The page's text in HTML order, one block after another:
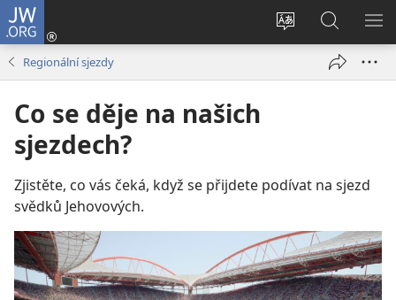
JW.ORG
Změnit
stránek
Přihlásit
se
Hledat
na
JW.ORG
Regionální sjezdy
Co se děje na našich
sjezdech?
Zjistěte, co vás čeká, když se přijdete podívat na sjezd
svědků Jehovových.